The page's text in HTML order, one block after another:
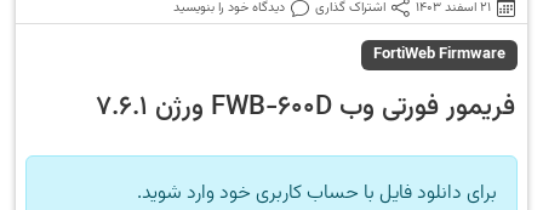
21 اسفند 1403 اشتراک گذاری دیدگاه خود را بنویسید
FortiWeb Firmware
فریمور فورتی وب FWB-600D ورژن 7.6.1
برای دانلود فایل با حساب کاربری خود وارد شوید.